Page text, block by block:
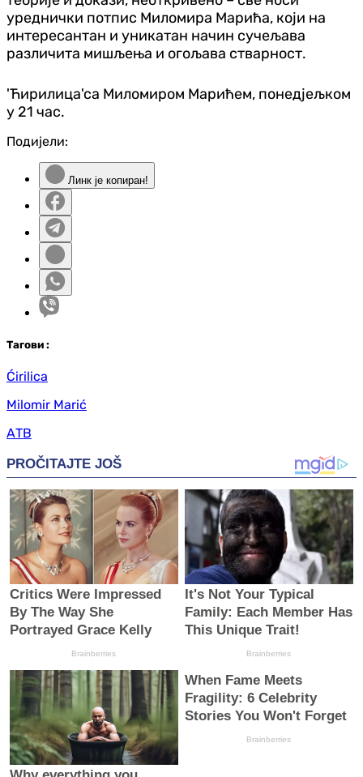
уреднички потпис Миломира Марића, који на
интересантан и уникатан начин сучељава
различита мишљења и огољава стварност.
'Ћирилица'са Миломиром Марићем, понедјељком
у 21 час.
Подијели:
Линк је копиран!
Тагови :
Ćirilica
Milomir Marić
АТВ